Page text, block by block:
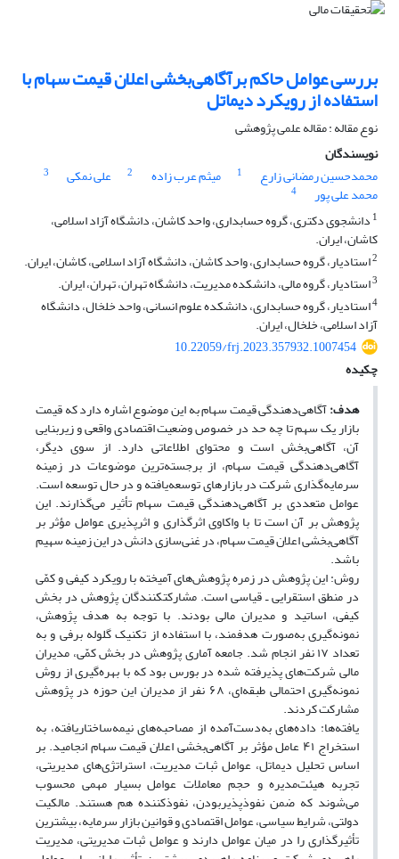
بررسی عوامل حاکم برآگاهی‌‏بخشی اعلان قیمت سهام با
استفاده از رویکرد دیماتل
نوع مقاله : مقاله علمی پژوهشی
نویسندگان
محمدحسین رمضانی زارع
1 میثم عرب زاده 2 علی نمکی 3
محمد علی پور
4
1 دانشجوی دکتری، گروه حسابداری، واحد کاشان، دانشگاه آزاد اسلامی،
کاشان، ایران.
2استادیار، گروه حسابداری، واحد کاشان، دانشگاه آزاد اسلامی، کاشان، ایران.
3استادیار، گروه مالی، دانشکده مدیریت، دانشگاه تهران، تهران، ایران.
4استادیار، گروه حسابداری، دانشکده علوم انسانی، واحد خلخال، دانشگاه
آزاد اسلامی، خلخال، ایران.
10.22059/frj.2023.357932.1007454
چکیده
هدف:آگاهی‌دهندگی قیمت سهام به این موضوع اشاره دارد که قیمت
بازار یک سهم تا چه حد در خصوص وضعیت اقتصادی واقعی و زیربنایی
آن، آگاهی‌بخش است و محتوای اطلاعاتی دارد. از سوی دیگر،
آگاهی‌دهندگی قیمت سهام، از برجسته‌ترین موضوعات در زمینه
سرمایه‌گذاری شرکت در بازارهای توسعه‌یافته و در حال توسعه است.
عوامل متعددی بر آگاهی‌دهندگی قیمت سهام تأثیر می‌گذارند. این
پژوهش بر آن است تا با واکاوی اثرگذاری و اثرپذیری عوامل مؤثر بر
آگاهی‌بخشی اعلان قیمت سهام، در غنی‌سازی دانش در این زمینه سهیم
باشد.
روش: این پژوهش در زمره پژوهش‌های آمیخته با رویکرد کیفی و کمّی
در منطق استقرایی ـ قیاسی است. مشارکت‎کنندگان پژوهش در بخش
کیفی، اساتید و مدیران مالی بودند. با توجه به هدف پژوهش،
نمونه‌گیری به‌صورت هدفمند، با استفاده از تکنیک گلوله برفی و به
تعداد ۱۷ نفر انجام شد. جامعه آماری پژوهش در بخش کمّی، مدیران
مالی شرکت‌های پذیرفته شده در بورس بود که با بهره‌گیری از روش
نمونه‌گیری احتمالی طبقه‌ای، ۶۸ نفر از مدیران این حوزه در پژوهش
مشارکت کردند.
یافته‌ها: داده‌های به‌دست‌آمده از مصاحبه‌های نیمه‌ساختاریافته، به
استخراج ۴۱ عامل مؤثر بر آگاهی‌بخشی اعلان قیمت سهام انجامید. بر
اساس تحلیل دیماتل، عوامل ثبات مدیریت، استراتژی‌های مدیریتی،
تجربه هیئت‌مدیره و حجم معاملات عوامل بسیار مهمی محسوب
می‌شوند که ضمن نفوذپذیربودن، نفوذکننده هم هستند. مالکیت
دولتی، شرایط سیاسی، عوامل اقتصادی و قوانین بازار سرمایه، بیشترین
تأثیرگذاری را در میان عوامل دارند و عوامل ثبات مدیریتی، مدیریت